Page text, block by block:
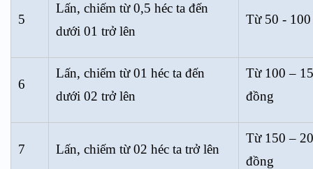
5
Lấn, chiếm từ 0,5 héc ta đến
dưới 01 trở lên
Từ 50 -
6
Lấn, chiếm từ 01 héc ta đến
dưới 02 trở lên
Từ 100 –
đồng
7 Lấn, chiếm từ 02 héc ta trở lên
Từ 150 –
đồng